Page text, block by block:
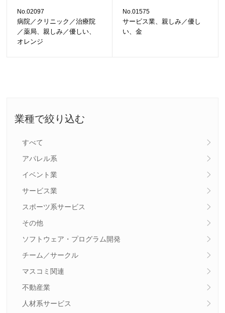
業種で絞り込む
すべて
アパレル系
イベント業
サービス業
スポーツ系サービス
その他
ソフトウェア・プログラム開発
チーム／サークル
マスコミ関連
不動産業
人材系サービス
No.02097
病院／クリニック／治療院
／薬局、親しみ／優しい、
オレンジ
No.01575
サービス業、親しみ／優し
い、金